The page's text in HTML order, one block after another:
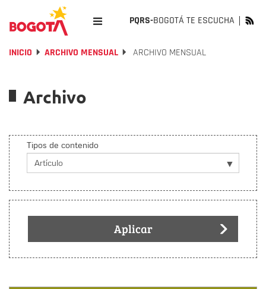
PQRS-BOGOTÁ TE ESCUCHA
INICIO ARCHIVO MENSUAL ARCHIVO MENSUAL
Archivo
Tipos de contenido
Aplicar